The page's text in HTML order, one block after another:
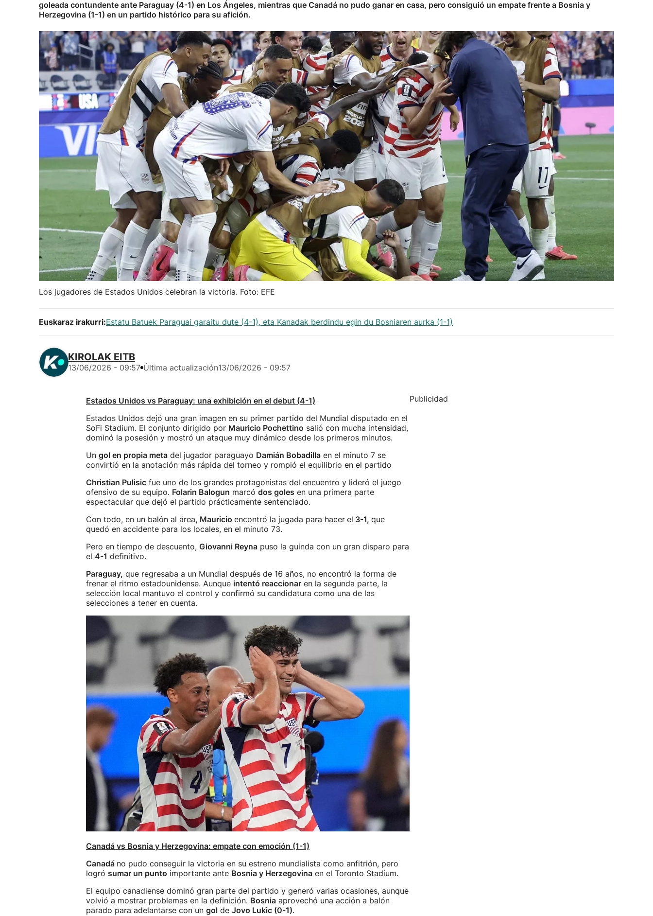
goleada contundente ante Paraguay (4-1) en Los Ángeles, mientras que Canadá no pudo ganar en casa, pero consiguió un empate frente a Bosnia y
Herzegovina (1-1) en un partido histórico para su afición.
Los jugadores de Estados Unidos celebran la victoria. Foto: EFE
Euskaraz irakurri:Estatu Batuek Paraguai garaitu dute (4-1), eta Kanadak berdindu egin du Bosniaren aurka (1-1)
KIROLAK EITB
13/06/2026 - 09:57 Última actualización13/06/2026 - 09:57
Estados Unidos vs Paraguay: una exhibición en el debut (4-1)
Estados Unidos dejó una gran imagen en su primer partido del Mundial disputado en el
SoFi Stadium. El conjunto dirigido por Mauricio Pochettino salió con mucha intensidad,
dominó la posesión y mostró un ataque muy dinámico desde los primeros minutos.
Un gol en propia meta del jugador paraguayo Damián Bobadilla en el minuto 7 se
convirtió en la anotación más rápida del torneo y rompió el equilibrio en el partido
Christian Pulisic fue uno de los grandes protagonistas del encuentro y lideró el juego
ofensivo de su equipo. Folarin Balogun marcó dos goles en una primera parte
espectacular que dejó el partido prácticamente sentenciado.
Con todo, en un balón al área, Mauricio encontró la jugada para hacer el 3-1, que
quedó en accidente para los locales, en el minuto 73.
Pero en tiempo de descuento, Giovanni Reyna puso la guinda con un gran disparo para
el 4-1 definitivo.
Paraguay, que regresaba a un Mundial después de 16 años, no encontró la forma de
frenar el ritmo estadounidense. Aunque intentó reaccionar en la segunda parte, la
selección local mantuvo el control y confirmó su candidatura como una de las
selecciones a tener en cuenta.
Canadá vs Bosnia y Herzegovina: empate con emoción (1-1)
Canadá no pudo conseguir la victoria en su estreno mundialista como anfitrión, pero
logró sumar un punto importante ante Bosnia y Herzegovina en el Toronto Stadium.
El equipo canadiense dominó gran parte del partido y generó varias ocasiones, aunque
volvió a mostrar problemas en la definición. Bosnia aprovechó una acción a balón
parado para adelantarse con un gol de Jovo Lukic (0-1).
Publicidad